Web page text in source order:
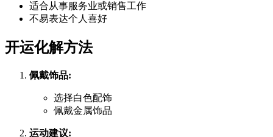
适合从事服务业或销售工作
不易表达个人喜好
开运化解方法
佩戴饰品:
选择白色配饰
佩戴金属饰品
运动建议: